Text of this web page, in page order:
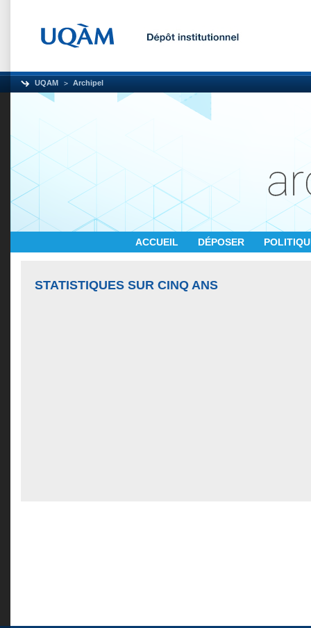
UQAM Archipel
ACCUEIL DÉPOSER
STATISTIQUES SUR CINQ ANS